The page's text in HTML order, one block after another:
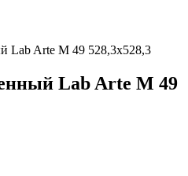
Lab Arte М 49 528,3х528,3
Lab Arte М 49